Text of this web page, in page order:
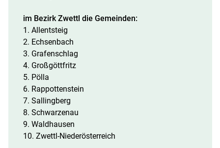
im Bezirk Zwettl die Gemeinden:
1. Allentsteig
2. Echsenbach
3. Grafenschlag
4. Großgöttfritz
5. Pölla
6. Rappottenstein
7. Sallingberg
8. Schwarzenau
9. Waldhausen
10. Zwettl-Niederösterreich